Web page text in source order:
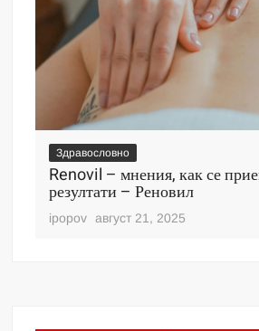
Здравословно
Renovil – мнения, как се
резултати – Реновил
ipopov август 21, 2025